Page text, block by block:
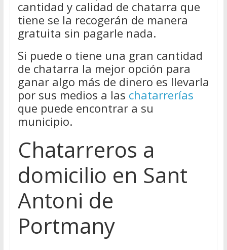
cantidad y calidad de chatarra que
tiene se la recogerán de manera
gratuita sin pagarle nada.
Si puede o tiene una gran cantidad
de chatarra la mejor opción para
ganar algo más de dinero es llevarla
por sus medios a las chatarrerías
que puede encontrar a su
municipio.
Chatarreros a
domicilio en Sant
Antoni de
Portmany